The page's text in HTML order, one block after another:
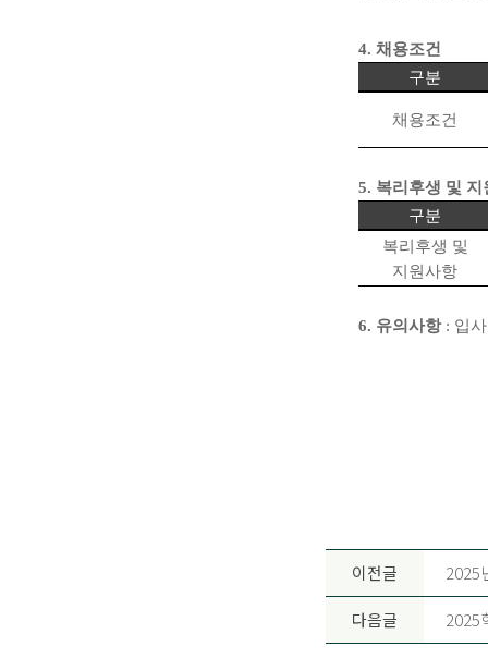
4. 채용조건
구분
채용조건
5. 복리후생 및 지
구분
복리후생 및
지원사항
6. 유의사항: 입
이전글 2025
다음글 2025